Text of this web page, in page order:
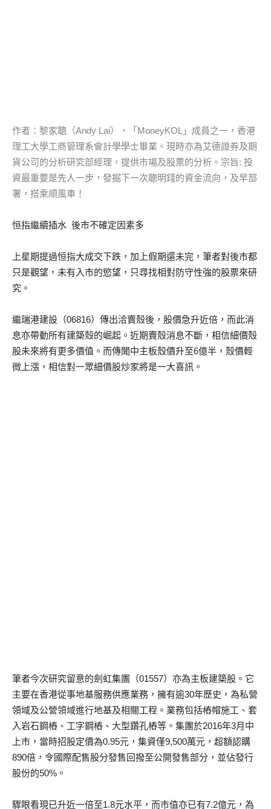
作者：黎家聰（Andy Lai），「MoneyKOL」成員之一，香港
理工大學工商管理系會計學學士畢業。現時亦為艾德證券及期
貨公司的分析研究部經理，提供市場及股票的分析。宗旨: 投
資最重要是先人一步，發掘下一次聰明錢的資金流向，及早部
署，搭乘順風車！
恒指繼續插水 後市不確定因素多
上星期提過恒指大成交下跌，加上假期還未完，筆者對後市都
只是觀望，未有入市的慾望，只尋找相對防守性強的股票來研
究。
繼瑞港建設（06816）傳出洽賣殼後，股價急升近倍，而此消
息亦帶動所有建築殼的崛起。近期賣殼消息不斷，相信細價殼
股未來將有更多價值。而傳聞中主板殼價升至6億半，殼價輕
微上漲，相信對一眾細價股炒家將是一大喜訊。
筆者今次研究留意的劍虹集團（01557）亦為主板建築股。它
主要在香港從事地基服務供應業務，擁有逾30年歷史，為私營
領域及公營領域進行地基及相關工程。業務包括樁帽施工、套
入岩石鋼樁、工字鋼樁、大型鑽孔樁等。集團於2016年3月中
上市，當時招股定價為0.95元，集資僅9,500萬元，超額認購
890倍，令國際配售股分發售回撥至公開發售部分，並佔發行
股份的50%。
驟眼看現已升近一倍至1.8元水平，而市值亦已有7.2億元，為